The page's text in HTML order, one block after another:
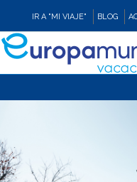
IR A "MI VIAJE" BLOG